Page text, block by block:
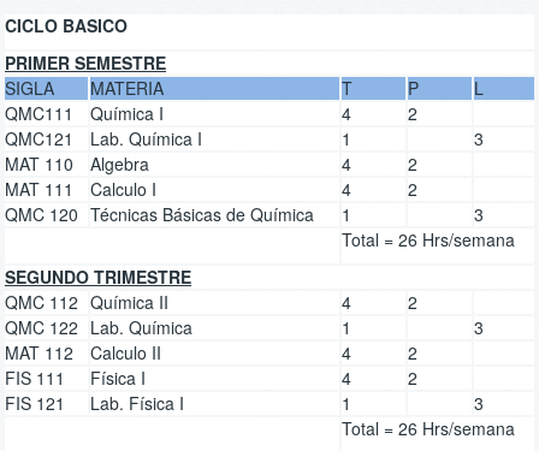
CICLO BASICO
PRIMER SEMESTRE
SIGLA
MATERIA T P
L
QMC111
Química I 4
2
QMC121
Lab. Química I 1
3
MAT 110
Algebra 4
2
MAT 111
Calculo I 4
2
QMC 120 Técnicas Básicas de Química 1
3
Total = 26 Hrs/semana
SEGUNDO TRIMESTRE
QMC 112 Química II 4
2
QMC 122 Lab. Química 1
3
MAT 112
Calculo II 4
2
FIS 111
Física I 4
2
FIS 121
Lab. Física I 1
3
Total = 26 Hrs/semana